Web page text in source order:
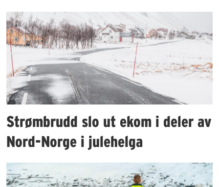
Strømbrudd slo ut ekom i deler av
Nord-Norge i julehelga